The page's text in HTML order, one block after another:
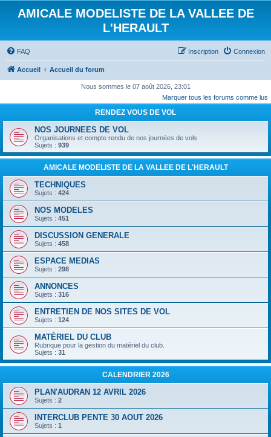
AMICALE MODELISTE DE LA VALLEE DE
L'HERAULT
FAQ Connexion
Inscription
Accueil Accueil du forum
Nous sommes le 07 août 2026, 23:01
Marquer tous les forums comme lus
RENDEZ VOUS DE VOL
NOS JOURNEES DE VOL
Organisations et compte rendu de nos journées de vols
Sujets : 939
AMICALE MODELISTE DE LA VALLEE DE L'HERAULT
TECHNIQUES
Sujets : 424
NOS MODELES
Sujets : 451
DISCUSSION GENERALE
Sujets : 458
ESPACE MEDIAS
Sujets : 298
ANNONCES
Sujets : 316
ENTRETIEN DE NOS SITES DE VOL
Sujets : 124
MATÉRIEL DU CLUB
Rubrique pour la gestion du matériel du club.
Sujets : 31
CALENDRIER 2026
PLAN'AUDRAN 12 AVRIL 2026
Sujets : 2
INTERCLUB PENTE 30 AOUT 2026
Sujets : 1